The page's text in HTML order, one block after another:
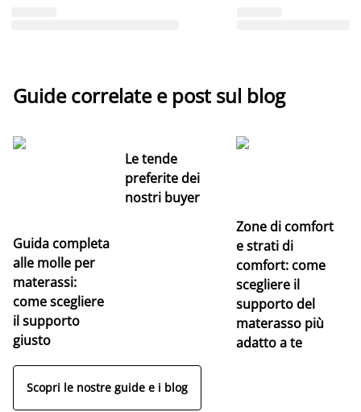
Guide correlate e post sul blog
Guida completa
alle molle per
materassi:
come scegliere
il supporto
giusto
Le tende
preferite dei
nostri buyer
Zone di comfort
e strati di
comfort: come
scegliere il
supporto del
materasso più
adatto a te
Scopri le nostre guide e i blog